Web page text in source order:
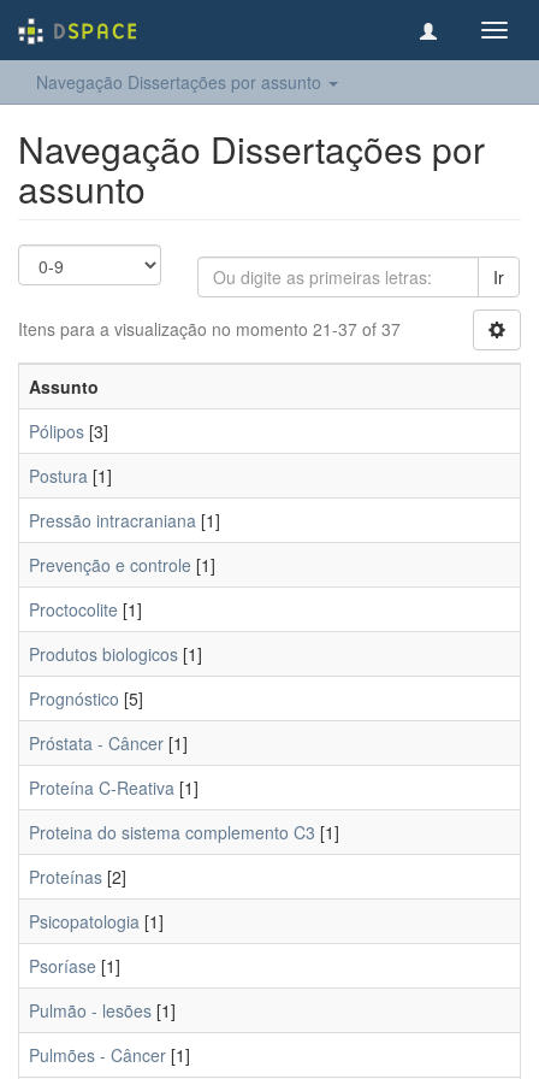
Navegação Dissertações por assunto
Navegação Dissertações por
assunto
Ir
Itens para a visualização no momento 21-37 of 37
Assunto
Pólipos [3]
Postura [1]
Pressão intracraniana [1]
Prevenção e controle [1]
Proctocolite [1]
Produtos biologicos [1]
Prognóstico [5]
Próstata - Câncer [1]
Proteína C-Reativa [1]
Proteina do sistema complemento C3 [1]
Proteínas [2]
Psicopatologia [1]
Psoríase [1]
Pulmão - lesões [1]
Pulmões - Câncer [1]